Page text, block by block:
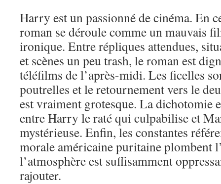
Harry est un passionné de cinéma. En
roman se déroule comme un mauvais
ironique. Entre répliques attendues,
et scènes un peu trash, le roman est
téléfilms de l’après-midi. Les ficelles
poutrelles et le retournement vers le
est vraiment grotesque. La dichotomie
entre Harry le raté qui culpabilise et
mystérieuse. Enfin, les constantes
morale américaine puritaine plombent
l’atmosphère est suffisamment
rajouter.